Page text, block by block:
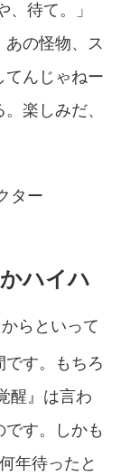
待て。」
の怪物、ス
てんじゃねー
楽しみだ、
ター
ハイハ
らといって
です。もちろ
醒』は言わ
す。しかも
年待ったと